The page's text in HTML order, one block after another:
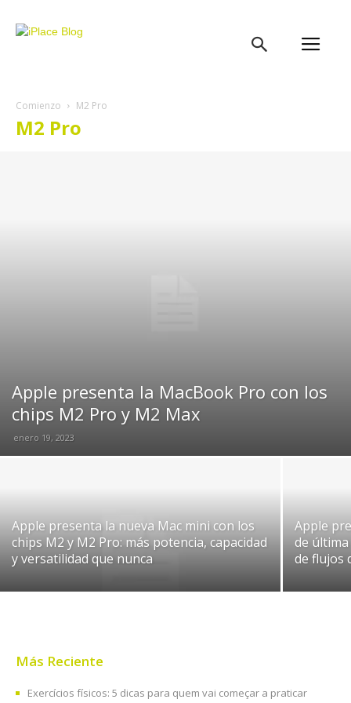
Comienzo M2 Pro
M2 Pro
Apple presenta la MacBook Pro con los
chips M2 Pro y M2 Max
enero 19, 2023
Apple presenta la nueva Mac mini con los
chips M2 y M2 Pro: más potencia, capacidad
y versatilidad que nunca
Apple
de
de flujos
Más Reciente
Exercícios físicos: 5 dicas para quem vai começar a praticar